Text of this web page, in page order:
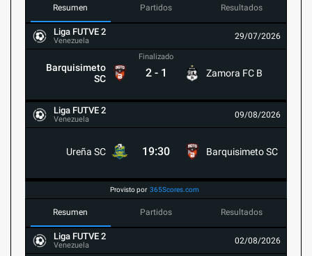
Resumen Partidos Resultados
Liga FUTVE 2
Venezuela 29/07/2026
Barquisimeto
SC
Finalizado
2 - 1 Zamora FC B
Liga FUTVE 2
Venezuela 09/08/2026
Ureña SC 19:30 Barquisimeto SC
Provisto por 365Scores.com
Resumen Partidos Resultados
Liga FUTVE 2
Venezuela 02/08/2026